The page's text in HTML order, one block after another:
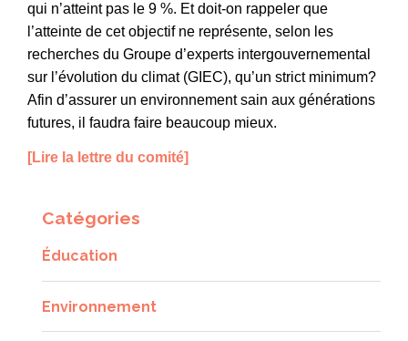
qui n’atteint pas le 9 %. Et doit-on rappeler que
l’atteinte de cet objectif ne représente, selon les
recherches du Groupe d’experts intergouvernemental
sur l’évolution du climat (GIEC), qu’un strict minimum?
Afin d’assurer un environnement sain aux générations
futures, il faudra faire beaucoup mieux.
[Lire la lettre du comité]
Catégories
Éducation
Environnement